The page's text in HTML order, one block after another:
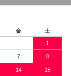
金 土
1
7 8
14 15